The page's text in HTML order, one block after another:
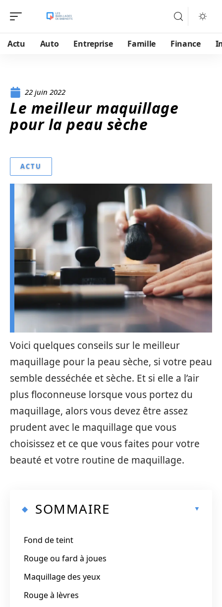
Actu Auto Entreprise Famille Finance
22 juin 2022
Le meilleur maquillage
pour la peau sèche
ACTU
Voici quelques conseils sur le meilleur
maquillage pour la peau sèche, si votre peau
semble desséchée et sèche. Et si elle a l’air
plus floconneuse lorsque vous portez du
maquillage, alors vous devez être assez
prudent avec le maquillage que vous
choisissez et ce que vous faites pour votre
beauté et votre routine de maquillage.
SOMMAIRE
Fond de teint
Rouge ou fard à joues
Maquillage des yeux
Rouge à lèvres